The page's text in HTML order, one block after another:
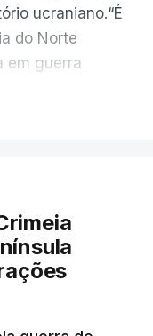
ucraniano.“É
do Norte
em guerra
de
à Reuters que
começou a
o oeste da